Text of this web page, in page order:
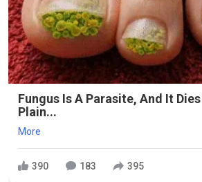
Fungus Is A Parasite, And It
Plain...
More
390 183 395